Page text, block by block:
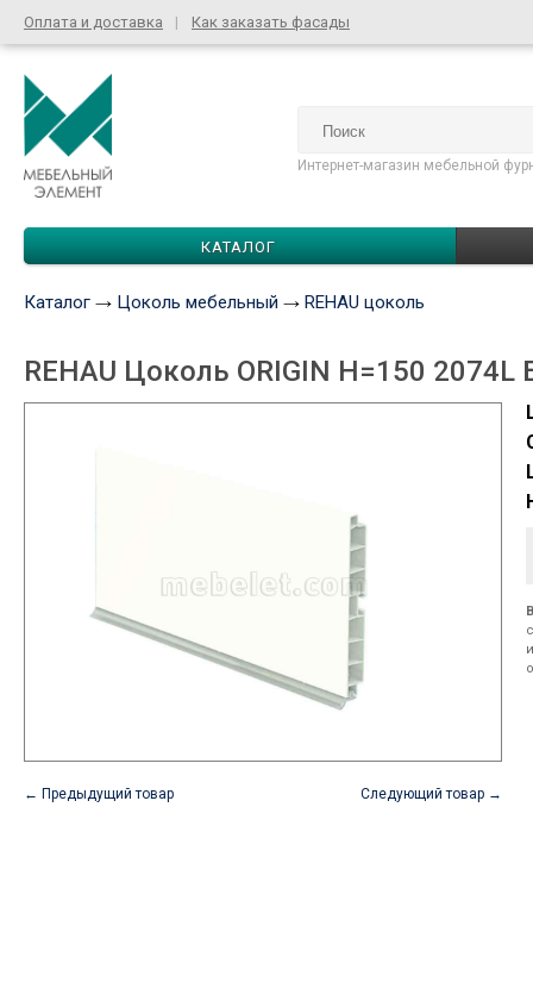
Оплата и доставка Как заказать фасады
Интернет-магазин мебельной
КАТАЛОГ
Каталог Цоколь мебельный REHAU цоколь
REHAU Цоколь ORIGIN Н=150
← Предыдущий товар Следующий товар →